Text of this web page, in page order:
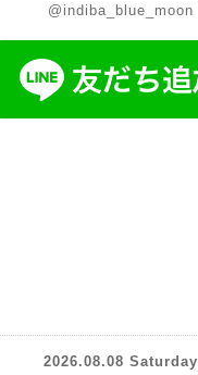
@indiba_blue_moon
2026.08.08 Saturday